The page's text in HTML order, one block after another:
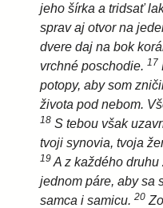
jeho šírka a tridsať
sprav aj otvor na
dvere daj na bok
vrchné poschodie. 17
potopy, aby som
života pod nebom.
18 S tebou však
tvoji synovia, tvoja
19 A z každého
jednom páre, aby sa
samca i samicu. 20